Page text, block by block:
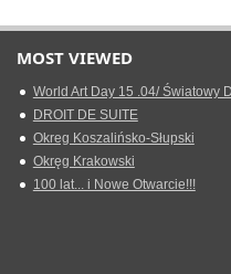
MOST VIEWED
World Art Day 15 .04/ Światowy
DROIT DE SUITE
Okreg Koszalińsko-Słupski
Okręg Krakowski
100 lat... i Nowe Otwarcie!!!